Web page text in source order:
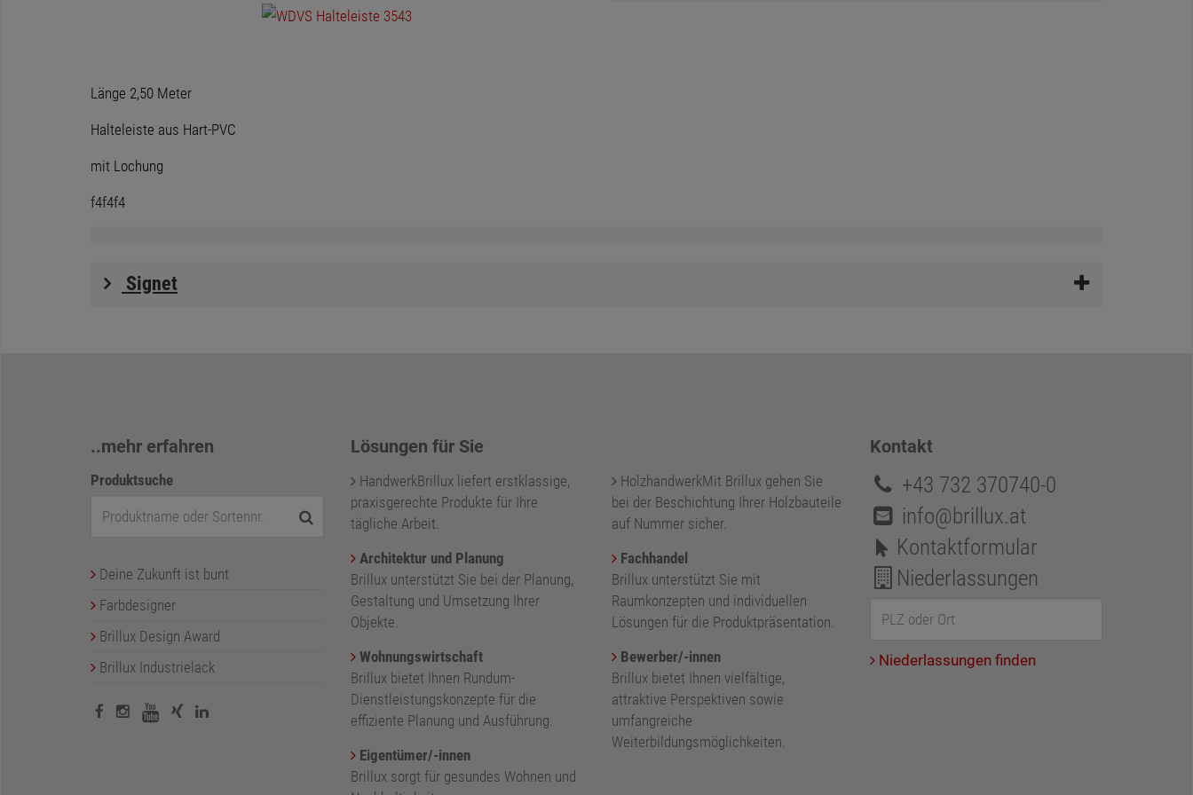
Länge 2,50 Meter
Halteleiste aus Hart-PVC
mit Lochung
f4f4f4
Signet
..mehr erfahren
Produktsuche
Deine Zukunft ist bunt
Farbdesigner
Brillux Design Award
Brillux Industrielack
Lösungen für Sie
HandwerkBrillux liefert erstklassige,
praxisgerechte Produkte für Ihre
tägliche Arbeit.
Architektur und Planung
Brillux unterstützt Sie bei der Planung,
Gestaltung und Umsetzung Ihrer
Objekte.
Wohnungswirtschaft
Brillux bietet Ihnen Rundum-
Dienstleistungskonzepte für die
effiziente Planung und Ausführung.
Eigentümer/-innen
Brillux sorgt für gesundes Wohnen und
HolzhandwerkMit Brillux gehen Sie
bei der Beschichtung Ihrer Holzbauteile
auf Nummer sicher.
Fachhandel
Brillux unterstützt Sie mit
Raumkonzepten und individuellen
Lösungen für die Produktpräsentation.
Bewerber/-innen
Brillux bietet Ihnen vielfältige,
attraktive Perspektiven sowie
umfangreiche
Weiterbildungsmöglichkeiten.
Kontakt
+43 732 370740-0
info@brillux.at
Kontaktformular
Niederlassungen
Niederlassungen finden